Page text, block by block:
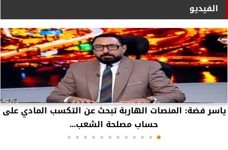
الفيديو
ياسر فضة: المنصات الهاربة تبحث عن التكسب المادي على
حساب مصلحة الشعب...